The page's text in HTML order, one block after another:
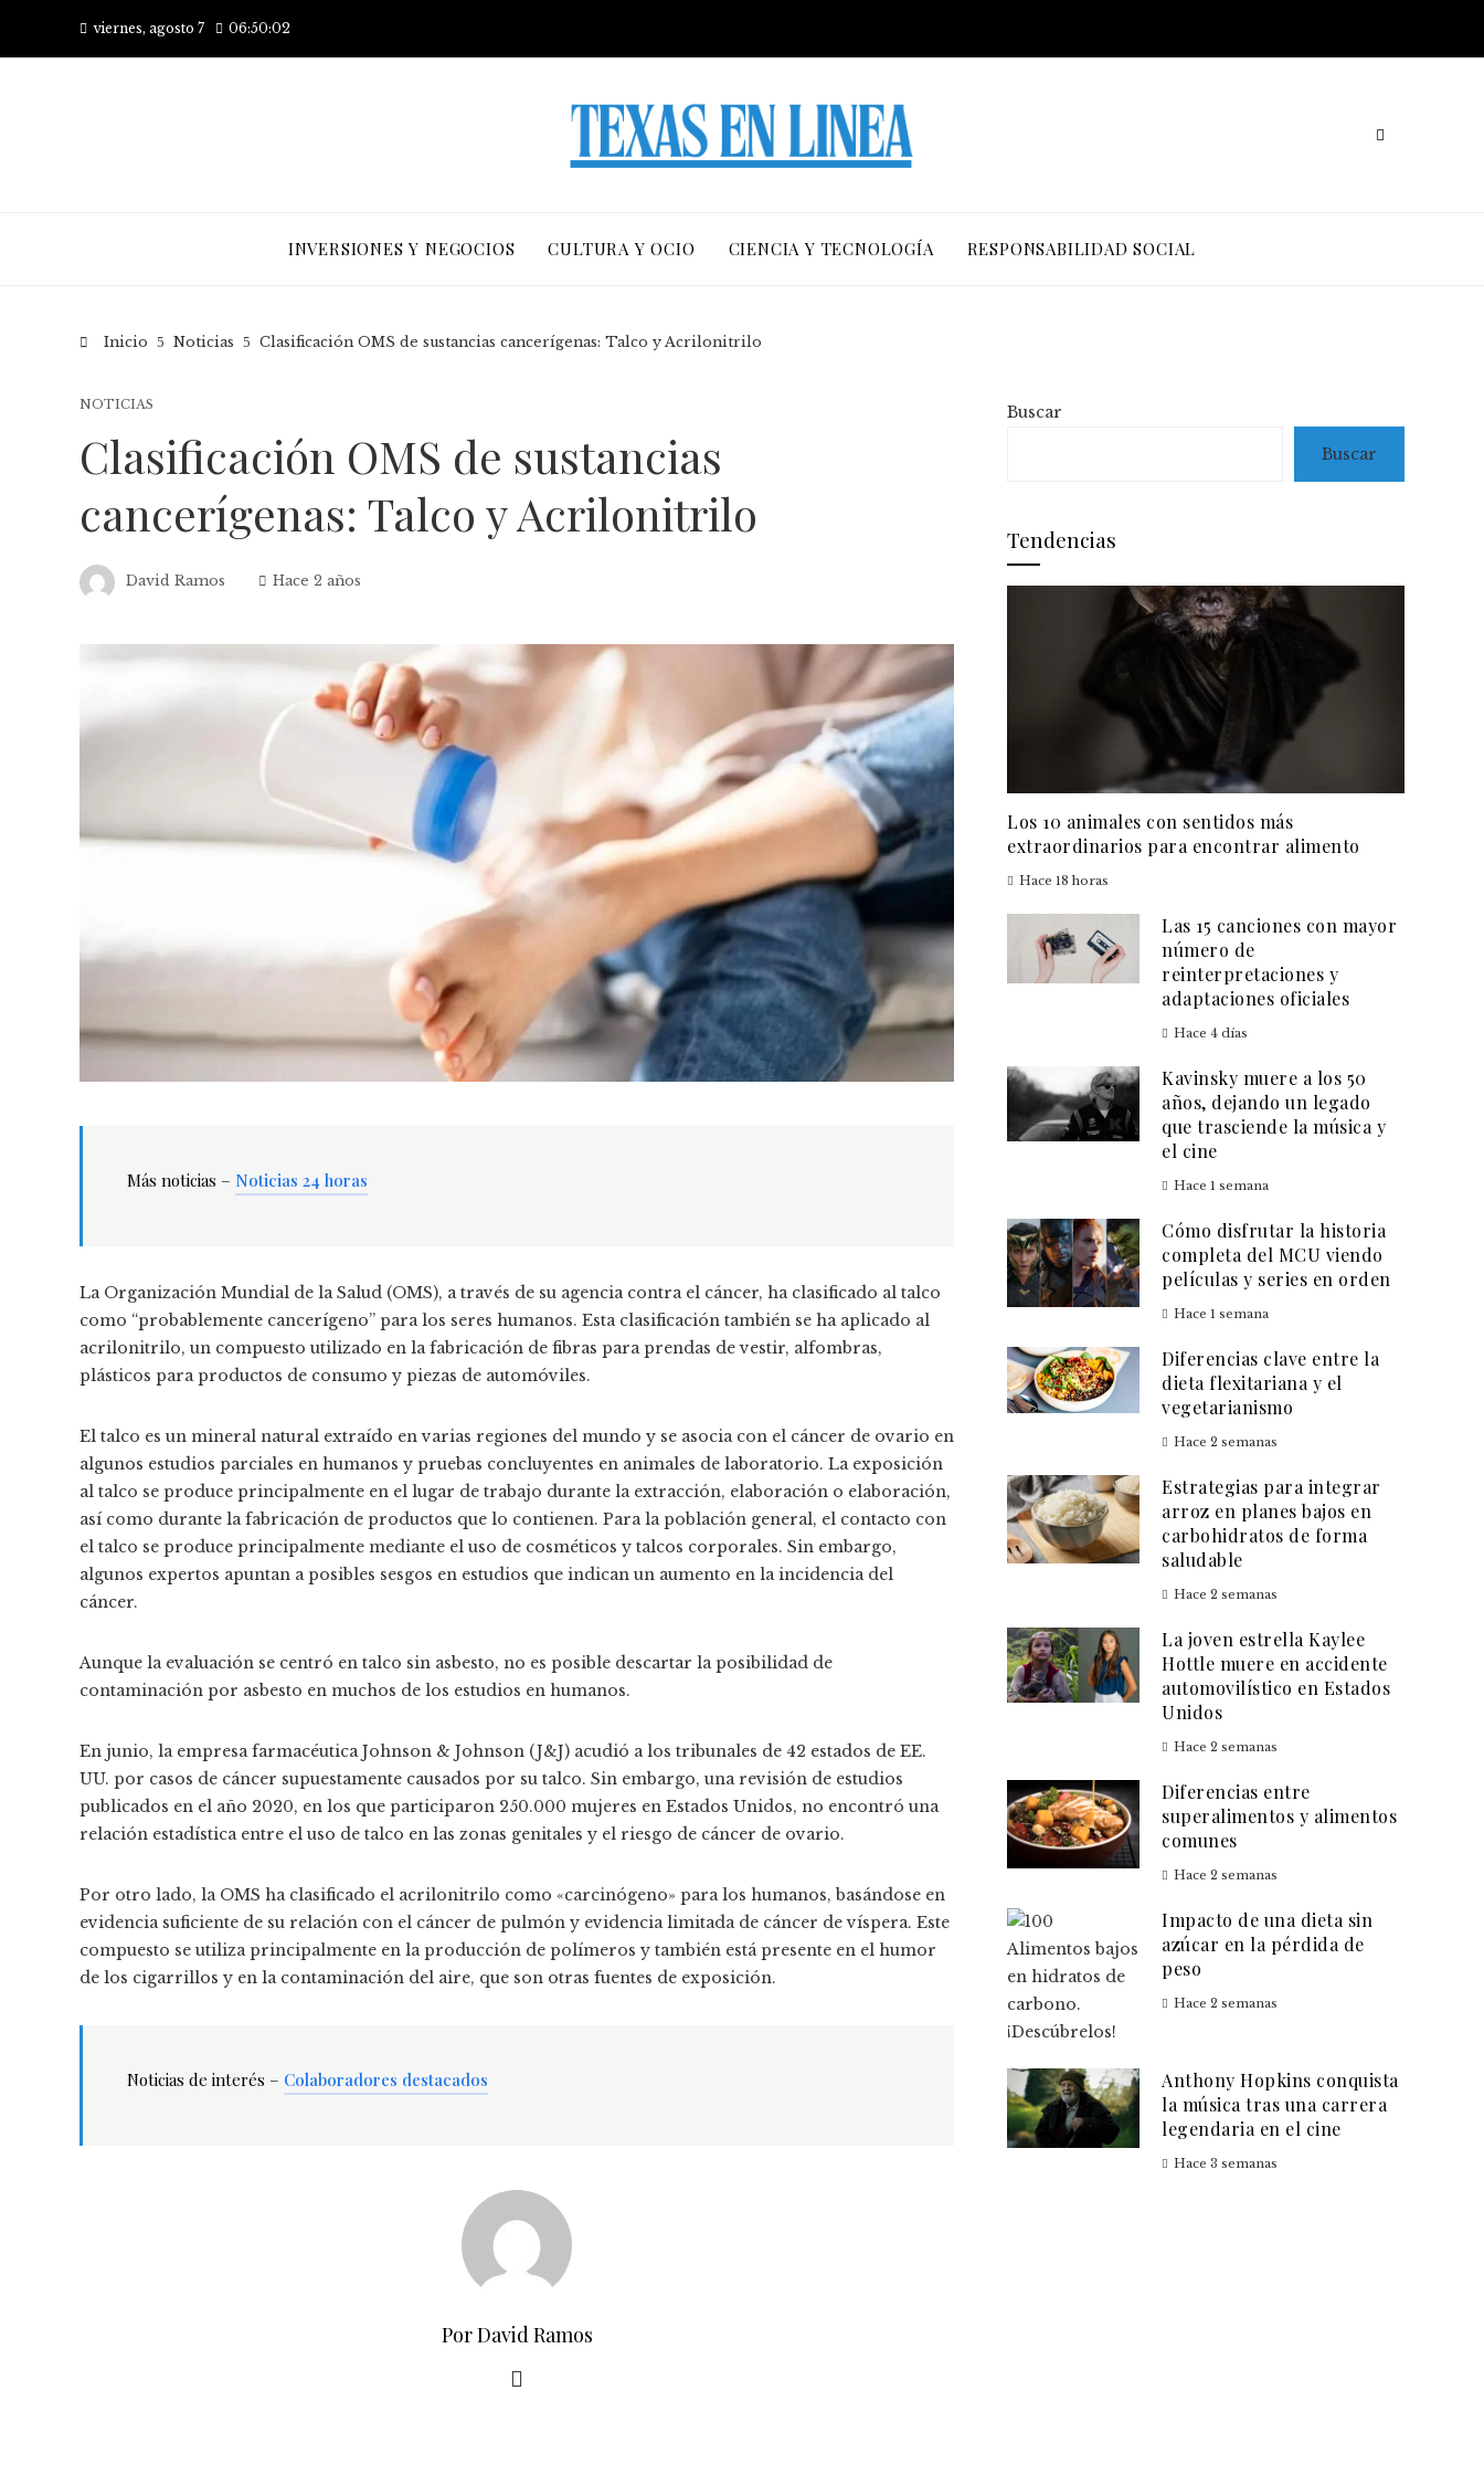
viernes, agosto 7 06:50:02
INVERSIONES Y NEGOCIOS CULTURA Y OCIO CIENCIA Y TECNOLOGÍA RESPONSABILIDAD SOCIAL
Inicio Noticias Clasificación OMS de sustancias cancerígenas: Talco y Acrilonitrilo
NOTICIAS
Clasificación OMS de sustancias
cancerígenas: Talco y Acrilonitrilo
David Ramos Hace 2 años
Más noticias – Noticias 24 horas
La Organización Mundial de la Salud (OMS), a través de su agencia contra el cáncer, ha clasificado al talco
como “probablemente cancerígeno” para los seres humanos. Esta clasificación también se ha aplicado al
acrilonitrilo, un compuesto utilizado en la fabricación de fibras para prendas de vestir, alfombras,
plásticos para productos de consumo y piezas de automóviles.
El talco es un mineral natural extraído en varias regiones del mundo y se asocia con el cáncer de ovario en
algunos estudios parciales en humanos y pruebas concluyentes en animales de laboratorio. La exposición
al talco se produce principalmente en el lugar de trabajo durante la extracción, elaboración o elaboración,
así como durante la fabricación de productos que lo contienen. Para la población general, el contacto con
el talco se produce principalmente mediante el uso de cosméticos y talcos corporales. Sin embargo,
algunos expertos apuntan a posibles sesgos en estudios que indican un aumento en la incidencia del
cáncer.
Aunque la evaluación se centró en talco sin asbesto, no es posible descartar la posibilidad de
contaminación por asbesto en muchos de los estudios en humanos.
En junio, la empresa farmacéutica Johnson & Johnson (J&J) acudió a los tribunales de 42 estados de EE.
UU. por casos de cáncer supuestamente causados ​​por su talco. Sin embargo, una revisión de estudios
publicados en el año 2020, en los que participaron 250.000 mujeres en Estados Unidos, no encontró una
relación estadística entre el uso de talco en las zonas genitales y el riesgo de cáncer de ovario.
Por otro lado, la OMS ha clasificado el acrilonitrilo como «carcinógeno» para los humanos, basándose en
evidencia suficiente de su relación con el cáncer de pulmón y evidencia limitada de cáncer de víspera. Este
compuesto se utiliza principalmente en la producción de polímeros y también está presente en el humor
de los cigarrillos y en la contaminación del aire, que son otras fuentes de exposición.
Noticias de interés – Colaboradores destacados
Por David Ramos
Buscar
Buscar
Tendencias
Los 10 animales con sentidos más
extraordinarios para encontrar alimento
Hace 18 horas
Las 15 canciones con mayor
número de
reinterpretaciones y
adaptaciones oficiales
Hace 4 días
Kavinsky muere a los 50
años, dejando un legado
que trasciende la música y
el cine
Hace 1 semana
Cómo disfrutar la historia
completa del MCU viendo
películas y series en orden
Hace 1 semana
Diferencias clave entre la
dieta flexitariana y el
vegetarianismo
Hace 2 semanas
Estrategias para integrar
arroz en planes bajos en
carbohidratos de forma
saludable
Hace 2 semanas
La joven estrella Kaylee
Hottle muere en accidente
automovilístico en Estados
Unidos
Hace 2 semanas
Diferencias entre
superalimentos y alimentos
comunes
Hace 2 semanas
Impacto de una dieta sin
azúcar en la pérdida de
peso
Hace 2 semanas
Anthony Hopkins conquista
la música tras una carrera
legendaria en el cine
Hace 3 semanas